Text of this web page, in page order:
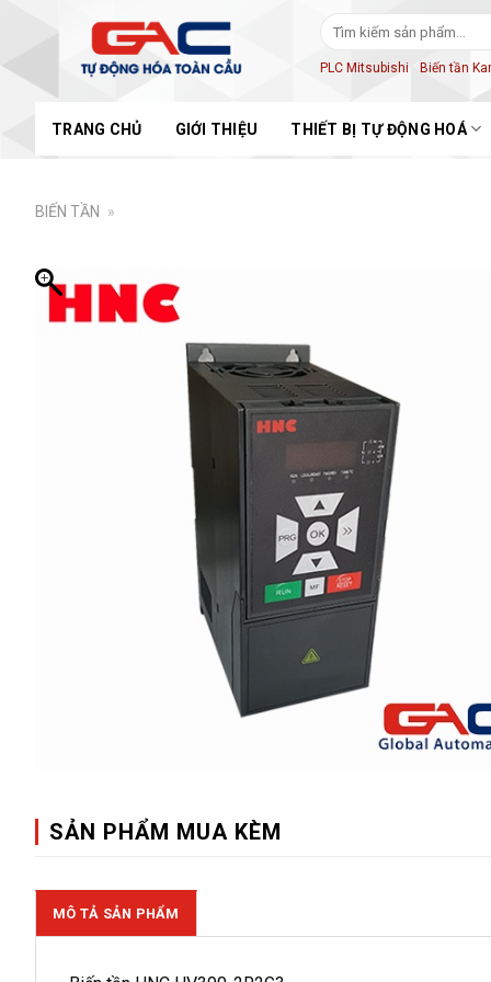
content
PLC Mitsubishi
Biến tần
TRANG CHỦ GIỚI THIỆU THIẾT BỊ TỰ ĐỘNG HOÁ
BIẾN TẦN »
SẢN PHẨM MUA KÈM
MÔ TẢ SẢN PHẨM